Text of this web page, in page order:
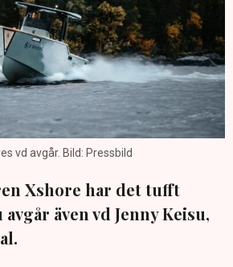
vd avgår. Bild: Pressbild
Xshore har det tufft
även vd Jenny Keisu,